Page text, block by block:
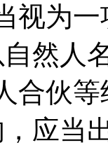
视为
然人
合伙
，应